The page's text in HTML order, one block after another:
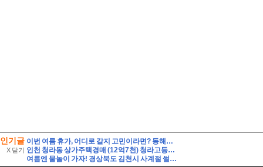
인기글
X 닫기
이번 여름 휴가, 어디로 갈지 고민이라면? 동해안 해수욕장 개폐장 일정 지금 바로 확인해 보세요!
인천 청라동 상가주택경매 (12억7천) 청라고등학교인근 대지86평 건물129평 3층 다가구 근린주택 유찰1회 인천청라상가주택 법원경매 매매
여름엔 물놀이 가자! 경상북도 김천시 사계절 썰매장